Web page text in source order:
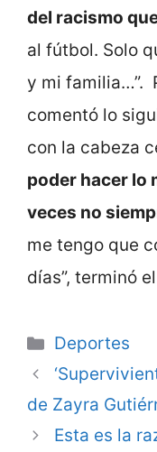
del racismo
al fútbol. Solo
y mi familia…”.
comentó lo
con la cabeza
poder hacer lo
veces no
me tengo que
días”, terminó
Categorie
Deportes
de Zayra
Esta es la